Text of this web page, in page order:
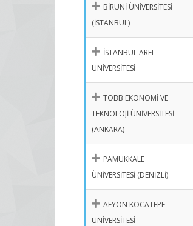
BİRUNİ ÜNİVERSİTESİ
(İSTANBUL)
İSTANBUL AREL
ÜNİVERSİTESİ
TOBB EKONOMİ VE
TEKNOLOJİ ÜNİVERSİTESİ
(ANKARA)
PAMUKKALE
ÜNİVERSİTESİ (DENİZLİ)
AFYON KOCATEPE
ÜNİVERSİTESİ